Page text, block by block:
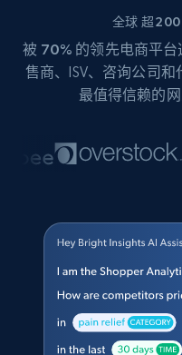
全球 超
被 70% 的领先电商平
售商、ISV、咨询公司
最值得信赖的